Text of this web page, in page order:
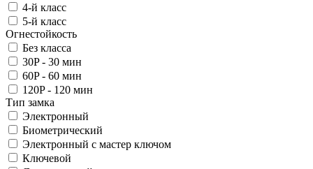
4-й класс
5-й класс
Огнестойкость
Без класса
30P - 30 мин
60P - 60 мин
120P - 120 мин
Тип замка
Электронный
Биометрический
Электронный с мастер ключом
Ключевой